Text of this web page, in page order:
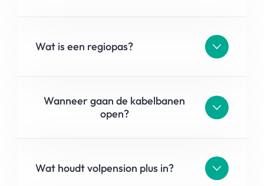
Wat is een regiopas?
Wanneer gaan de kabelbanen
open?
Wat houdt volpension plus in?